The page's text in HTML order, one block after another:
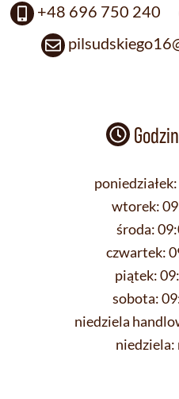
+48 696 750 240
poniedziałek:
wtorek:
środa:
czwartek:
piątek:
sobota:
niedziela
niedziela: